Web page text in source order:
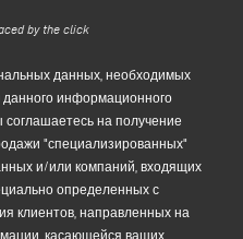
что вы ожидаете, что ваши
касающихся услуг и
входящих вгруппу
мероприятий, или для связи
посредством телефонного
методов контакта
по электронной почте,
контактов, мгновенных
by the click
данных, необходимых
данного информационного
на получение
"специализированных"
и/или компаний, входящих
определенных с
клиентов, направленных на
касающейся ваших